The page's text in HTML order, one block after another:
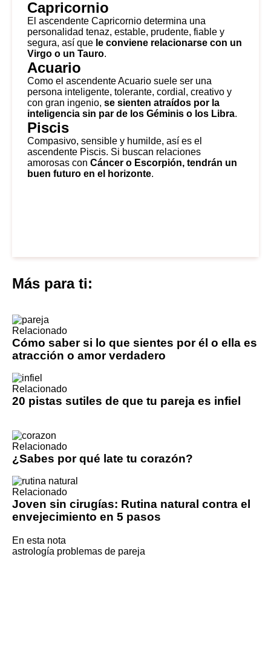
Capricornio
El ascendente Capricornio determina una
personalidad tenaz, estable, prudente, fiable y
segura, así que le conviene relacionarse con un
Virgo o un Tauro.
Acuario
Como el ascendente Acuario suele ser una
persona inteligente, tolerante, cordial, creativo y
con gran ingenio, se sienten atraídos por la
inteligencia sin par de los Géminis o los Libra.
Piscis
Compasivo, sensible y humilde, así es el
ascendente Piscis. Si buscan relaciones
amorosas con Cáncer o Escorpión, tendrán un
buen futuro en el horizonte.
Más para ti:
Relacionado
Cómo saber si lo que sientes por él o ella es
atracción o amor verdadero
Relacionado
20 pistas sutiles de que tu pareja es infiel
Relacionado
¿Sabes por qué late tu corazón?
Relacionado
Joven sin cirugías: Rutina natural contra el
envejecimiento en 5 pasos
En esta nota
astrología problemas de pareja